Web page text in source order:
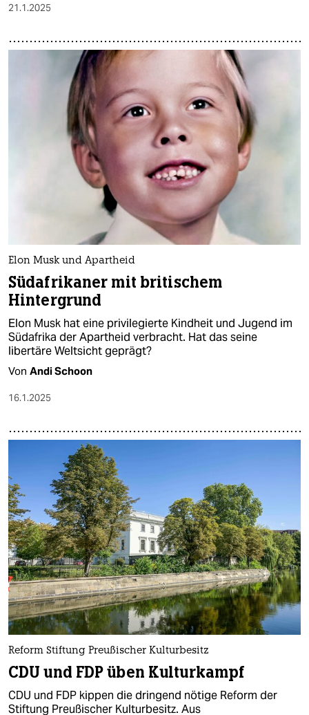
21.1.2025
Elon Musk und Apartheid
Südafrikaner mit britischem
Hintergrund
Elon Musk hat eine privilegierte Kindheit und Jugend im
Südafrika der Apartheid verbracht. Hat das seine
libertäre Weltsicht geprägt?
Von Andi Schoon
16.1.2025
Reform Stiftung Preußischer Kulturbesitz
CDU und FDP üben Kulturkampf
CDU und FDP kippen die dringend nötige Reform der
Stiftung Preußischer Kulturbesitz. Aus